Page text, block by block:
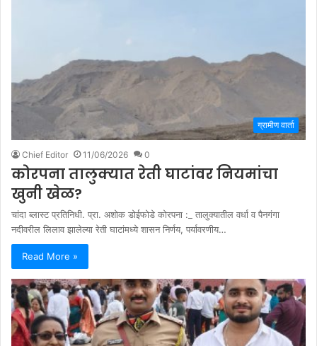
ग्रामीण वार्ता
Chief Editor 11/06/2026 0
कोरपना तालुक्यात रेती घाटांवर नियमांचा
खुनी खेळ?
चांदा ब्लास्ट प्रतिनिधी. प्रा. अशोक डोईफोडे कोरपना :_ तालुक्यातील वर्धा व पैनगंगा
नदीवरील लिलाव झालेल्या रेती घाटांमध्ये शासन निर्णय, पर्यावरणीय…
Read More »